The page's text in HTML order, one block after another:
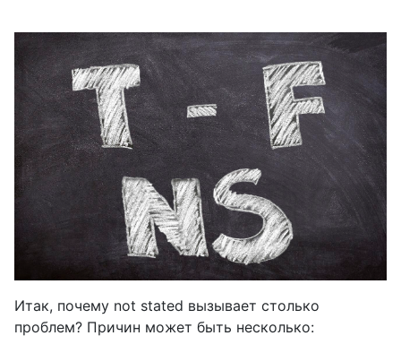
Итак, почему not stated вызывает столько
проблем? Причин может быть несколько: